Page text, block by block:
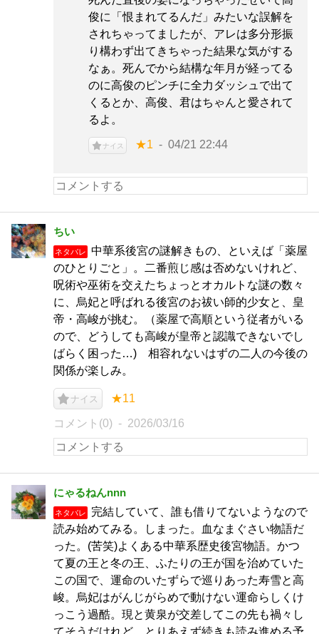
俊に「恨まれてるんだ」みたいな誤解を
されちゃってましたが、アレは多分形振
り構わず出てきちゃった結果な気がする
なぁ。死んでから結構な年月が経ってる
のに高俊のピンチに全力ダッシュで出て
くるとか、高俊、君はちゃんと愛されて
るよ。
ナイス ★1 04/21 22:44
ちい
ネタバレ
中華系後宮の謎解きもの、といえば「薬屋
のひとりごと」。二番煎じ感は否めないけれど、
呪術や巫術を交えたちょっとオカルトな謎の数々
に、烏妃と呼ばれる後宮のお祓い師的少女と、皇
帝・高峻が挑む。（薬屋で高順という従者がいる
ので、どうしても高峻が皇帝と認識できないでし
ばらく困った…) 相容れないはずの二人の今後の
関係が楽しみ。
ナイス ★11
コメント(0) 2026/03/16
にゃるねんnnn
ネタバレ
完結していて、誰も借りてないようなので
読み始めてみる。しまった。血なまぐさい物語だ
った。(苦笑)よくある中華系歴史後宮物語。かつ
て夏の王と冬の王、ふたりの王が国を治めていた
この国で、運命のいたずらで巡りあった寿雪と高
峻。烏妃はがんじがらめで動けない運命らしくけ
っこう過酷。現と黄泉が交差してこの先も禍々し
てそうだけれど、とりあえず続きも読み進める予